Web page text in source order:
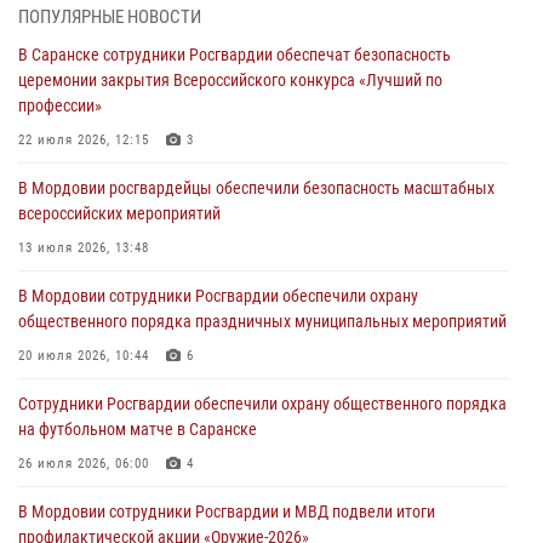
участие в празднествах, посвящённых 25-летию канонизации
Фёдора Ушакова
06 августа 2026, 08:14
повредившего имущество в кафе
06 августа 2026, 07:03
незамедлительно
05 августа 2026, 15:04
подозреваемого в причинении телесных повреждений супруге
05 августа 2026, 12:34
ПОПУЛЯРНЫЕ НОВОСТИ
В Саранске сотрудники Росгвардии обеспечат безопасность
церемонии закрытия Всероссийского конкурса «Лучший по
профессии»
22 июля 2026, 12:15 3
В Мордовии росгвардейцы обеспечили безопасность масштабных
всероссийских мероприятий
13 июля 2026, 13:48
В Мордовии сотрудники Росгвардии обеспечили охрану
общественного порядка праздничных муниципальных мероприятий
20 июля 2026, 10:44 6
Сотрудники Росгвардии обеспечили охрану общественного порядка
на футбольном матче в Саранске
26 июля 2026, 06:00 4
В Мордовии сотрудники Росгвардии и МВД подвели итоги
профилактической акции «Оружие‑2026»